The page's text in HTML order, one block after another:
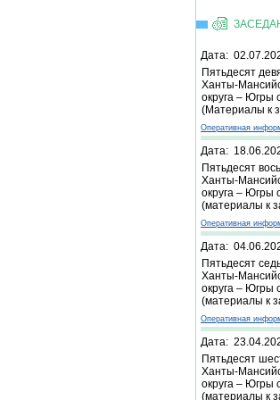
Дата:
Пятьдесят
Ханты-
округа – Югры
(Материалы к
Оперативная
Дата:
Пятьдесят
Ханты-
округа – Югры
(материалы к
Оперативная
Дата:
Пятьдесят
Ханты-
округа – Югры
(материалы к
Оперативная
Дата:
Пятьдесят
Ханты-
округа – Югры
(материалы к